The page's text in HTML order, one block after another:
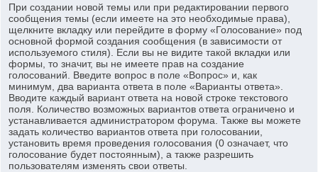
При создании новой темы или при редактировании первого
сообщения темы (если имеете на это необходимые права),
щелкните вкладку или перейдите в форму «Голосование» под
основной формой создания сообщения (в зависимости от
используемого стиля). Если вы не видите такой вкладки или
формы, то значит, вы не имеете прав на создание
голосований. Введите вопрос в поле «Вопрос» и, как
минимум, два варианта ответа в поле «Варианты ответа».
Вводите каждый вариант ответа на новой строке текстового
поля. Количество возможных вариантов ответа ограничено и
устанавливается администратором форума. Также вы можете
задать количество вариантов ответа при голосовании,
установить время проведения голосования (0 означает, что
голосование будет постоянным), а также разрешить
пользователям изменять свои ответы.